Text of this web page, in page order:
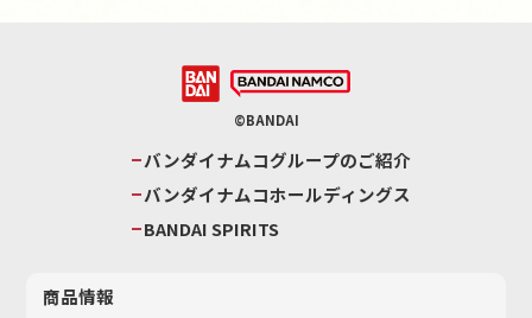
©BANDAI
バンダイナムコグループのご紹介
バンダイナムコホールディングス
BANDAI SPIRITS
商品情報